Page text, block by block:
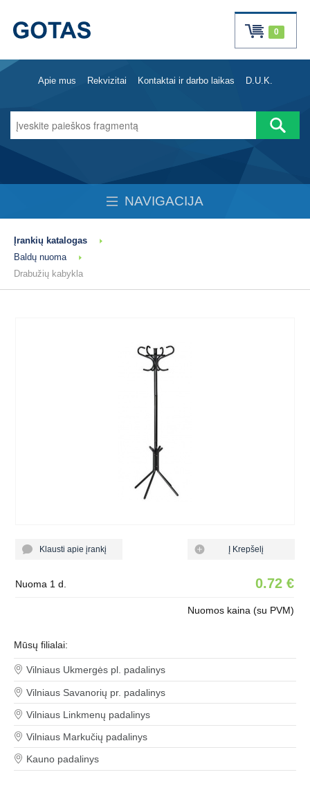
0
Apie mus Rekvizitai Kontaktai ir darbo laikas D.U.K.
NAVIGACIJA
Įrankių katalogas
Baldų nuoma
Drabužių kabykla
Klausti apie įrankį Į Krepšelį
Nuoma 1 d. 0.72 €
Nuomos kaina (su PVM)
Mūsų filialai:
Vilniaus Ukmergės pl. padalinys
Vilniaus Savanorių pr. padalinys
Vilniaus Linkmenų padalinys
Vilniaus Markučių padalinys
Kauno padalinys